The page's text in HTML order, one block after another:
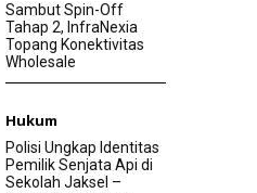
Sambut Spin-Off
Tahap 2, InfraNexia
Topang Konektivitas
Wholesale
Hukum
Polisi Ungkap Identitas
Pemilik Senjata Api di
Sekolah Jaksel –